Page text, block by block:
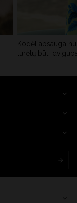
Kodėl apsauga
turėtų būti